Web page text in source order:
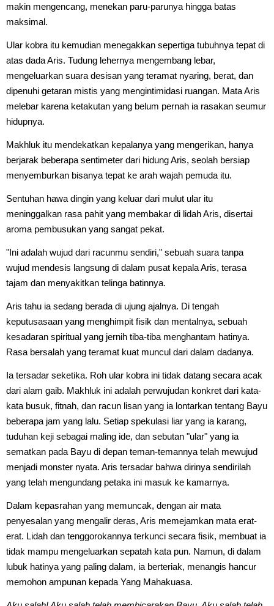
makin mengencang, menekan paru-parunya hingga batas
maksimal.
Ular kobra itu kemudian menegakkan sepertiga tubuhnya tepat di
atas dada Aris. Tudung lehernya mengembang lebar,
mengeluarkan suara desisan yang teramat nyaring, berat, dan
dipenuhi getaran mistis yang mengintimidasi ruangan. Mata Aris
melebar karena ketakutan yang belum pernah ia rasakan seumur
hidupnya.
Makhluk itu mendekatkan kepalanya yang mengerikan, hanya
berjarak beberapa sentimeter dari hidung Aris, seolah bersiap
menyemburkan bisanya tepat ke arah wajah pemuda itu.
Sentuhan hawa dingin yang keluar dari mulut ular itu
meninggalkan rasa pahit yang membakar di lidah Aris, disertai
aroma pembusukan yang sangat pekat.
"Ini adalah wujud dari racunmu sendiri," sebuah suara tanpa
wujud mendesis langsung di dalam pusat kepala Aris, terasa
tajam dan menyakitkan telinga batinnya.
Aris tahu ia sedang berada di ujung ajalnya. Di tengah
keputusasaan yang menghimpit fisik dan mentalnya, sebuah
kesadaran spiritual yang jernih tiba-tiba menghantam hatinya.
Rasa bersalah yang teramat kuat muncul dari dalam dadanya.
Ia tersadar seketika. Roh ular kobra ini tidak datang secara acak
dari alam gaib. Makhluk ini adalah perwujudan konkret dari kata-
kata busuk, fitnah, dan racun lisan yang ia lontarkan tentang Bayu
beberapa jam yang lalu. Setiap spekulasi liar yang ia karang,
tuduhan keji sebagai maling ide, dan sebutan "ular" yang ia
sematkan pada Bayu di depan teman-temannya telah mewujud
menjadi monster nyata. Aris tersadar bahwa dirinya sendirilah
yang telah mengundang petaka ini masuk ke kamarnya.
Dalam kepasrahan yang memuncak, dengan air mata
penyesalan yang mengalir deras, Aris memejamkan mata erat-
erat. Lidah dan tenggorokannya terkunci secara fisik, membuat ia
tidak mampu mengeluarkan sepatah kata pun. Namun, di dalam
lubuk hatinya yang paling dalam, ia berteriak, menangis hancur
memohon ampunan kepada Yang Mahakuasa.